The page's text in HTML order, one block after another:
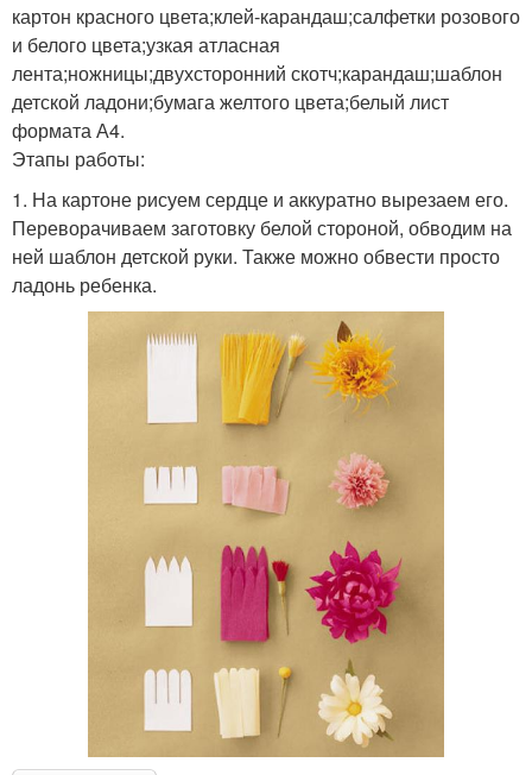
картон красного цвета;клей-карандаш;салфетки розового
и белого цвета;узкая атласная
лента;ножницы;двухсторонний скотч;карандаш;шаблон
детской ладони;бумага желтого цвета;белый лист
формата А4.
Этапы работы:
1. На картоне рисуем сердце и аккуратно вырезаем его.
Переворачиваем заготовку белой стороной, обводим на
ней шаблон детской руки. Также можно обвести просто
ладонь ребенка.